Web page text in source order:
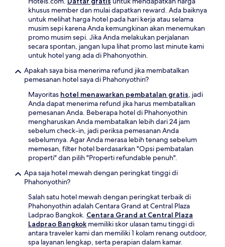
khusus member dan mulai dapatkan reward. Ada baiknya
untuk melihat harga hotel pada hari kerja atau selama
musim sepi karena Anda kemungkinan akan menemukan
promo musim sepi. Jika Anda melakukan perjalanan
secara spontan, jangan lupa lihat promo last minute kami
untuk hotel yang ada di Phahonyothin.
Apakah saya bisa menerima refund jika membatalkan
pemesanan hotel saya di Phahonyothin?
Mayoritas hotel menawarkan pembatalan gratis, jadi
Anda dapat menerima refund jika harus membatalkan
pemesanan Anda. Beberapa hotel di Phahonyothin
mengharuskan Anda membatalkan lebih dari 24 jam
sebelum check-in, jadi periksa pemesanan Anda
sebelumnya. Agar Anda merasa lebih tenang sebelum
memesan, filter hotel berdasarkan "Opsi pembatalan
properti" dan pilih "Properti refundable penuh".
Apa saja hotel mewah dengan peringkat tinggi di
Phahonyothin?
Salah satu hotel mewah dengan peringkat terbaik di
Phahonyothin adalah Centara Grand at Central Plaza
Ladprao Bangkok. Centara Grand at Central Plaza
Ladprao Bangkokmemiliki skor ulasan tamu tinggi di
antara traveler kami dan memiliki 1 kolam renang outdoor,
spa layanan lengkap, serta perapian dalam kamar.